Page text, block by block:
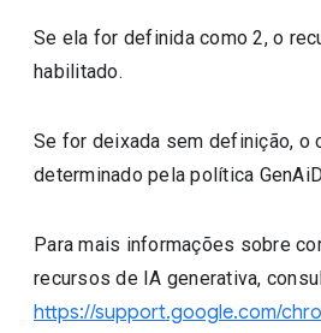
Se ela for definida como 2, o
habilitado.
Se for deixada sem definição, o
determinado pela política
Para mais informações sobre
recursos de IA generativa,
https://support.google.com/